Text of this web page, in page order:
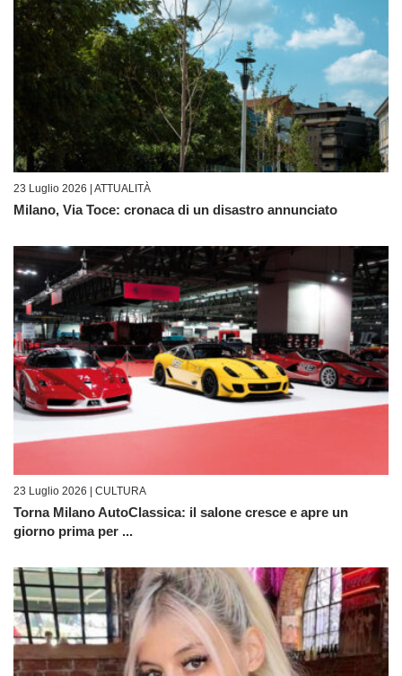
23 Luglio 2026 | ATTUALITÀ
Milano, Via Toce: cronaca di un disastro annunciato
23 Luglio 2026 | CULTURA
Torna Milano AutoClassica: il salone cresce e apre un
giorno prima per ...